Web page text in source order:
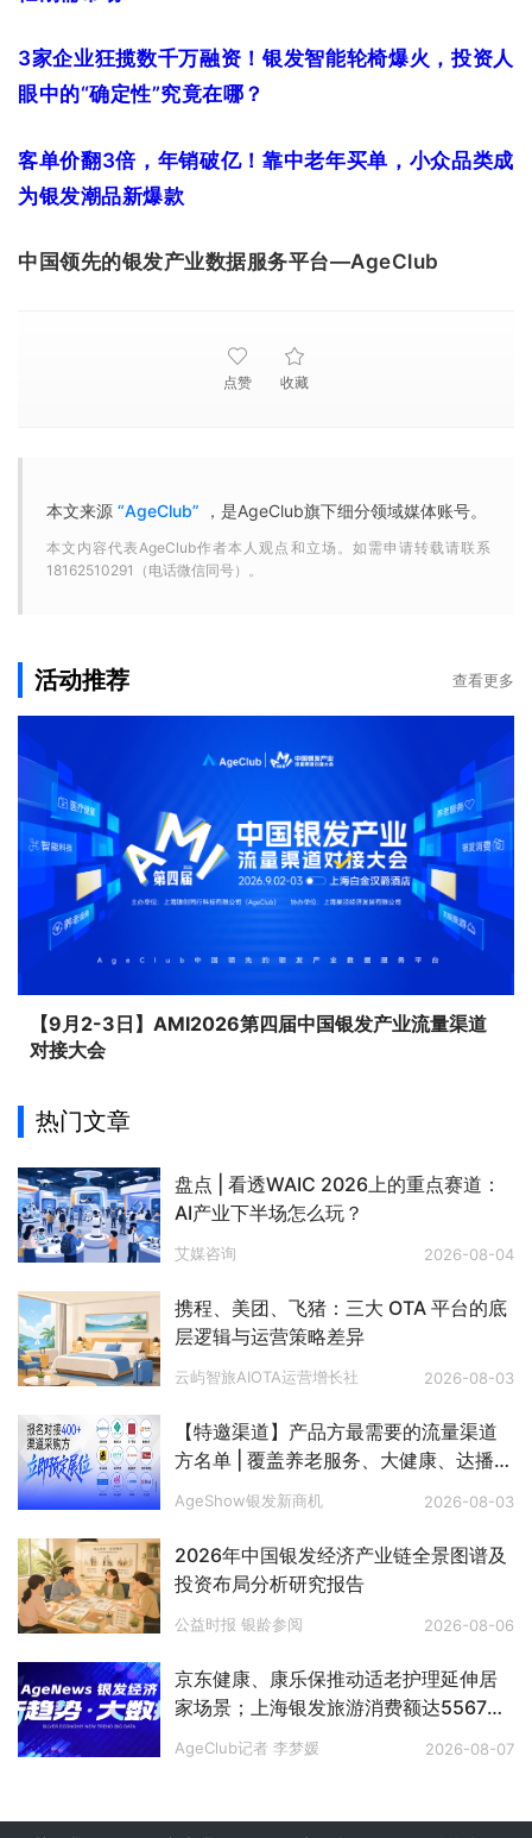
3家企业狂揽数千万融资！银发智能轮椅爆火，投资人
眼中的“确定性”究竟在哪？
客单价翻3倍，年销破亿！靠中老年买单，小众品类成
为银发潮品新爆款
中国领先的银发产业数据服务平台—AgeClub
点赞 收藏
本文来源 “AgeClub” ，是AgeClub旗下细分领域媒体账号。
本文内容代表AgeClub作者本人观点和立场。如需申请转载请联系
18162510291（电话微信同号）。
活动推荐 查看更多
【9月2-3日】AMI2026第四届中国银发产业流量渠道
对接大会
热门文章
盘点 | 看透WAIC 2026上的重点赛道：
AI产业下半场怎么玩？
艾媒咨询 2026-08-04
携程、美团、飞猪：三大 OTA 平台的底
层逻辑与运营策略差异
云屿智旅AIOTA运营增长社 2026-08-03
【特邀渠道】产品方最需要的流量渠道
方名单 | 覆盖养老服务、大健康、达播、
私域、电视购物、文娱旅游、银发零
售、银发出海等八大赛道
AgeShow银发新商机 2026-08-03
2026年中国银发经济产业链全景图谱及
投资布局分析研究报告
公益时报 银龄参阅 2026-08-06
京东健康、康乐保推动适老护理延伸居
家场景；上海银发旅游消费额达5567
万；3起银发投融资；60岁+人口超3.2
亿 | 行业动态
AgeClub记者 李梦媛 2026-08-07